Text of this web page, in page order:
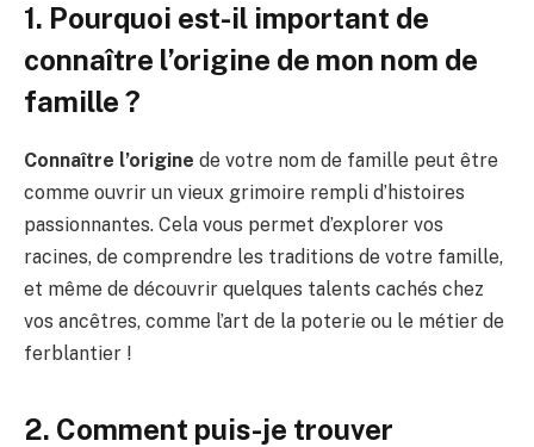
1. Pourquoi est-il important de
connaître l’origine de mon nom de
famille ?
Connaître l’origine de votre nom de famille peut être
comme ouvrir un vieux grimoire rempli d’histoires
passionnantes. Cela vous permet d’explorer vos
racines, de comprendre les traditions de votre famille,
et même de découvrir quelques talents cachés chez
vos ancêtres, comme l’art de la poterie ou le métier de
ferblantier !
2. Comment puis-je trouver